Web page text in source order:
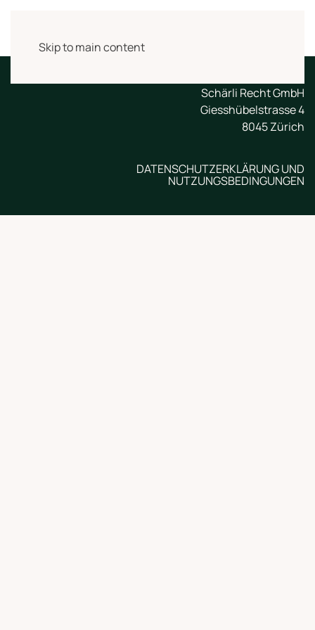
Skip to main content
Schärli Recht GmbH
Giesshübelstrasse 4
8045 Zürich
DATENSCHUTZERKLÄRUNG UND
NUTZUNGSBEDINGUNGEN